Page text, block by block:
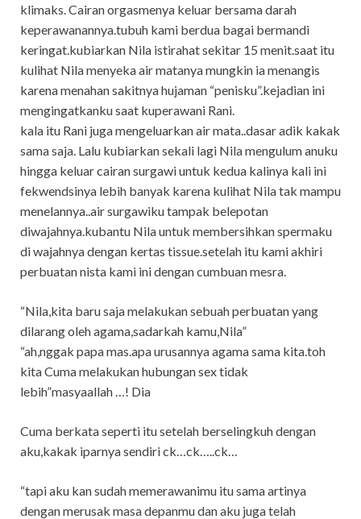
klimaks. Cairan orgasmenya keluar bersama darah
keperawanannya.tubuh kami berdua bagai bermandi
keringat.kubiarkan Nila istirahat sekitar 15 menit.saat itu
kulihat Nila menyeka air matanya mungkin ia menangis
karena menahan sakitnya hujaman “penisku”.kejadian ini
mengingatkanku saat kuperawani Rani.
kala itu Rani juga mengeluarkan air mata..dasar adik kakak
sama saja. Lalu kubiarkan sekali lagi Nila mengulum anuku
hingga keluar cairan surgawi untuk kedua kalinya kali ini
fekwendsinya lebih banyak karena kulihat Nila tak mampu
menelannya..air surgawiku tampak belepotan
diwajahnya.kubantu Nila untuk membersihkan spermaku
di wajahnya dengan kertas tissue.setelah itu kami akhiri
perbuatan nista kami ini dengan cumbuan mesra.
“Nila,kita baru saja melakukan sebuah perbuatan yang
dilarang oleh agama,sadarkah kamu,Nila”
“ah,nggak papa mas.apa urusannya agama sama kita.toh
kita Cuma melakukan hubungan sex tidak
lebih”masyaallah …! Dia
Cuma berkata seperti itu setelah berselingkuh dengan
aku,kakak iparnya sendiri ck…ck…..ck…
“tapi aku kan sudah memerawanimu itu sama artinya
dengan merusak masa depanmu dan aku juga telah